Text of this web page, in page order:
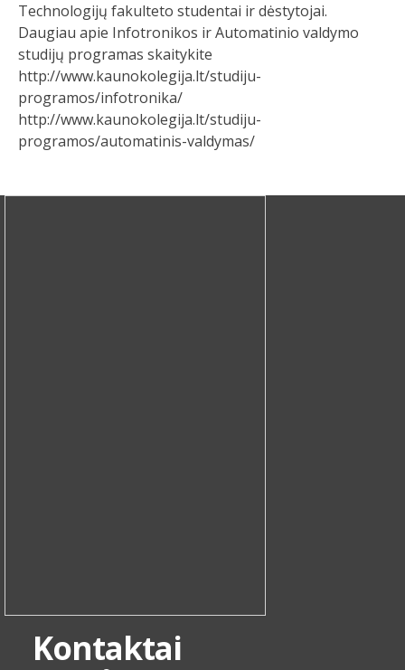
Technologijų fakulteto studentai ir dėstytojai.
Daugiau apie Infotronikos ir Automatinio valdymo
studijų programas skaitykite
http://www.kaunokolegija.lt/studiju-
programos/infotronika/
http://www.kaunokolegija.lt/studiju-
programos/automatinis-valdymas/
Kontaktai